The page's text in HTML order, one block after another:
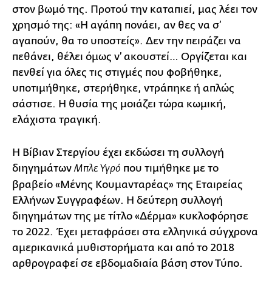
στον βωμό της. Προτού την καταπιεί, μας λέει τον
χρησμό της: «Η αγάπη πονάει, αν θες να σ’
αγαπούν, θα το υποστείς». Δεν την πειράζει να
πεθάνει, θέλει όμως ν’ ακουστεί… Οργίζεται και
πενθεί για όλες τις στιγμές που φοβήθηκε,
υποτιμήθηκε, στερήθηκε, ντράπηκε ή απλώς
σάστισε. Η θυσία της μοιάζει τώρα κωμική,
ελάχιστα τραγική.
Η Βίβιαν Στεργίου έχει εκδώσει τη συλλογή
διηγημάτων Μπλε Υγρό που τιμήθηκε με το
βραβείο «Μένης Κουμανταρέας» της Εταιρείας
Ελλήνων Συγγραφέων. Η δεύτερη συλλογή
διηγημάτων της με τίτλο «Δέρμα» κυκλοφόρησε
το 2022. Έχει μεταφράσει στα ελληνικά σύγχρονα
αμερικανικά μυθιστορήματα και από το 2018
αρθρογραφεί σε εβδομαδιαία βάση στον Τύπο.